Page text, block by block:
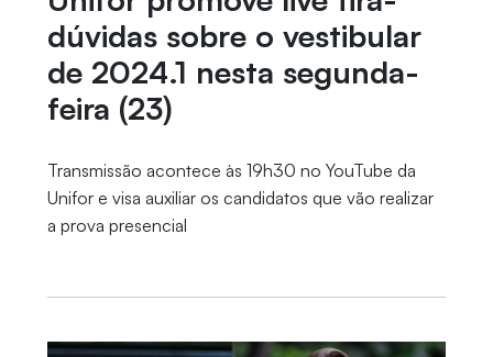
dúvidas sobre o vestibular
de 2024.1 nesta segunda-
feira (23)
Transmissão acontece às 19h30 no YouTube da
Unifor e visa auxiliar os candidatos que vão realizar
a prova presencial